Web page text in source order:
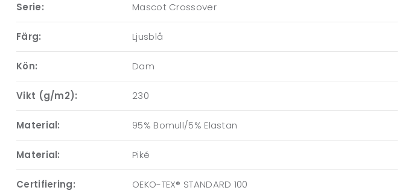
Serie: Mascot Crossover
Färg: Ljusblå
Kön: Dam
Vikt (g/m2): 230
Material: 95% Bomull/5% Elastan
Material: Piké
Certifiering: OEKO-TEX® STANDARD 100